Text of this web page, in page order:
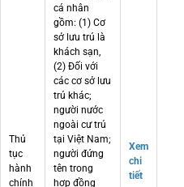
Thủ
tục
hành
chính
cá nhân
gồm: (1) Cơ
sở lưu trú là
khách sạn,
(2) Đối với
các cơ sở lưu
trú khác;
người nước
ngoài cư trú
tại Việt Nam;
người đứng
tên trong
hợp đồng
Xem
chi
tiết